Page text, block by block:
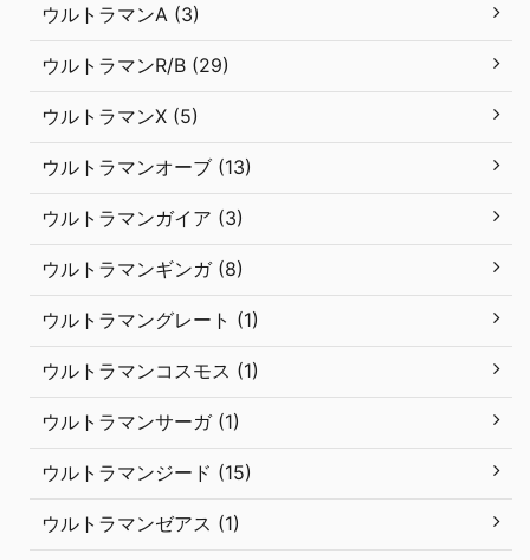
ウルトラマンA (3)
ウルトラマンR/B (29)
ウルトラマンX (5)
ウルトラマンオーブ (13)
ウルトラマンガイア (3)
ウルトラマンギンガ (8)
ウルトラマングレート (1)
ウルトラマンコスモス (1)
ウルトラマンサーガ (1)
ウルトラマンジード (15)
ウルトラマンゼアス (1)